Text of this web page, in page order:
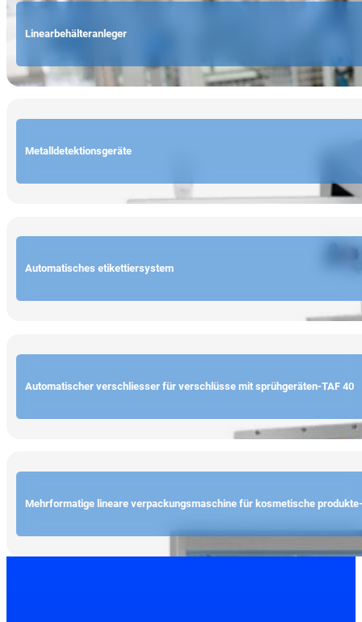
Linearbehälteranleger
Metalldetektionsgeräte
Automatisches etikettiersystem
Automatischer verschliesser für verschlüsse mit sprühgeräten-TAF 40
Mehrformatige lineare verpackungsmaschine für kosmetische